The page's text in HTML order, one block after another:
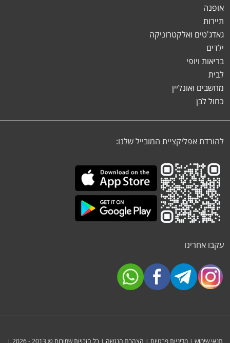
אופנה
תיירות
גאדג'טים ואלקטרוניקה
ילדים
בריאות ויופי
לבית
מחשבים ואונליין
כחול לבן
להורדת אפליקציית המובייל שלנו:
עקבו אחרינו
תנאי שימוש | מדיניות פרטיות | הצהרת הנגשה | כל הזכויות שמורות © 2013 - 2026 |